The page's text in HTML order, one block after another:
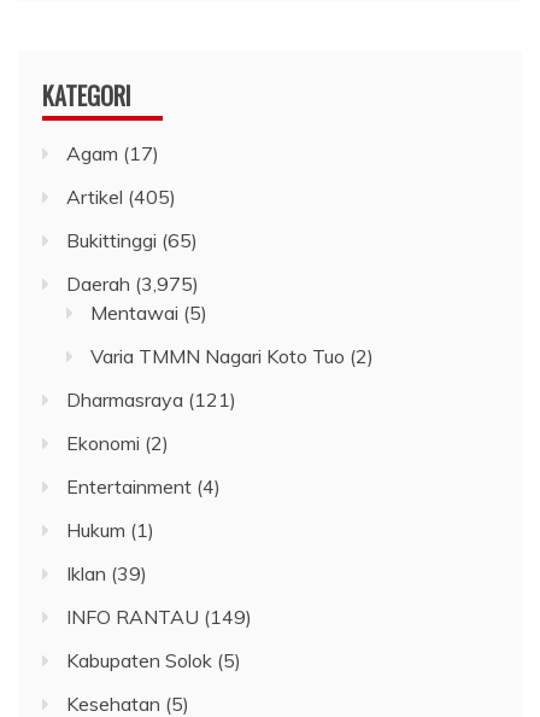
KATEGORI
Agam (17)
Artikel (405)
Bukittinggi (65)
Daerah (3,975)
Mentawai (5)
Varia TMMN Nagari Koto Tuo (2)
Dharmasraya (121)
Ekonomi (2)
Entertainment (4)
Hukum (1)
Iklan (39)
INFO RANTAU (149)
Kabupaten Solok (5)
Kesehatan (5)